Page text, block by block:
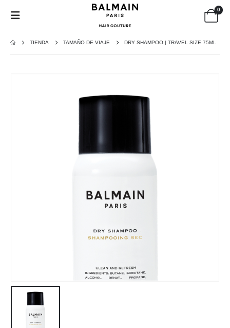
0
TIENDA TAMAÑO DE VIAJE DRY SHAMPOO | TRAVEL SIZE 75ML